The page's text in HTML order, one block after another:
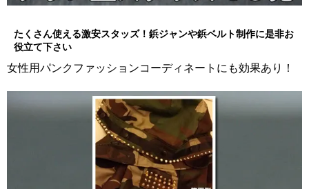
たくさん使える激安スタッズ！鋲ジャンや鋲ベルト制作に是非お
役立て下さい
女性用パンクファッションコーディネートにも効果あり！